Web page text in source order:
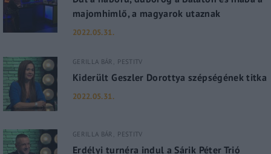
majomhimlő, a magyarok utaznak
2022.05.31.
GERILLA BÁR PESTITV
Kiderült Geszler Dorottya szépségének titka
2022.05.31.
GERILLA BÁR PESTITV
Erdélyi turnéra indul a Sárik Péter Trió